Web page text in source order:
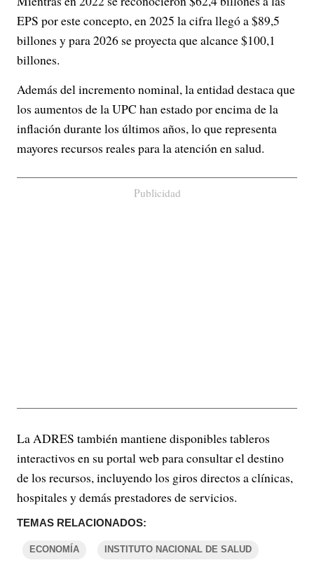
EPS por este concepto, en 2025 la cifra llegó a $89,5
billones y para 2026 se proyecta que alcance $100,1
billones.
Además del incremento nominal, la entidad destaca que
los aumentos de la UPC han estado por encima de la
inflación durante los últimos años, lo que representa
mayores recursos reales para la atención en salud.
Publicidad
La ADRES también mantiene disponibles tableros
interactivos en su portal web para consultar el destino
de los recursos, incluyendo los giros directos a clínicas,
hospitales y demás prestadores de servicios.
TEMAS RELACIONADOS:
ECONOMÍA INSTITUTO NACIONAL DE SALUD